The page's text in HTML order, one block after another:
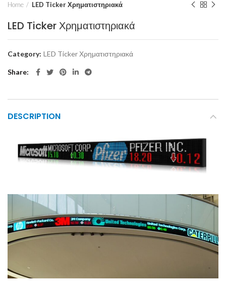
Home LED Ticker Χρηματιστηριακά
LED Ticker Χρηματιστηριακά
Category: LED Ticker Χρηματιστηριακά
Share
DESCRIPTION